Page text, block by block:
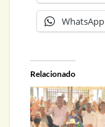
WhatsApp
Relacionado